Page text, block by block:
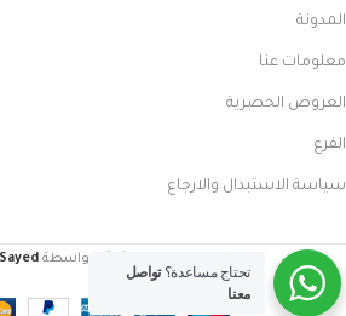
المدونة
معلومات عنا
العروض الحصرية
الفرع
سياسة الاستبدال والارجاع
تم إنشاؤه بواسطة
تحتاج مساعدة؟تواصل
معنا